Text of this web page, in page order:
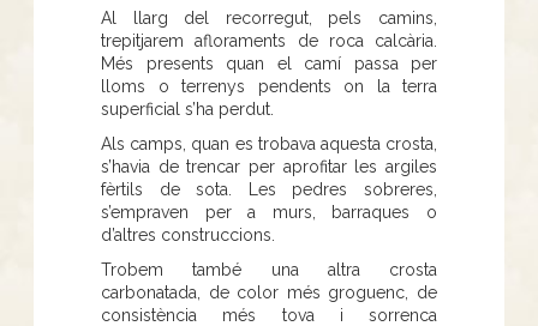
Al llarg del recorregut, pels camins,
trepitjarem afloraments de roca calcària.
Més presents quan el camí passa per
lloms o terrenys pendents on la terra
superficial s’ha perdut.
Als camps, quan es trobava aquesta crosta,
s’havia de trencar per aprofitar les argiles
fèrtils de sota. Les pedres sobreres,
s’empraven per a murs, barraques o
d’altres construccions.
Trobem també una altra crosta
carbonatada, de color més groguenc, de
consistència més tova i sorrenca